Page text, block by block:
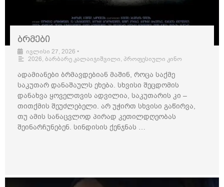
ბრმები
ივლისი 27, 2026 •
2026, ბარბარე კალაიჯიშვილი, პროფესიული კინო
ადამიანები ბრმავდებიან მაშინ, როცა საქმე
საკუთარ დანაშაულს ეხება. სხვისი შეცდომის
დანახვა ყოველთვის ადვილია, საკუთარის კი –
თითქმის შეუძლებელი. არ უჭირთ სხვისი გაწირვა,
თუ ამის სანაცვლოდ პირად კეთილდღეობას
შეინარჩუნებენ. სინდისის ქენჯნას …